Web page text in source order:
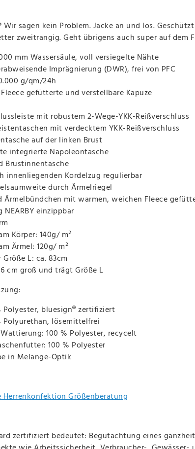
Wir sagen kein Problem. Jacke an und los.
zweitrangig. Geht übrigens auch super auf
mm Wassersäule, voll versiegelte Nähte
Imprägnierung (DWR), frei von PFC
g/qm/24h
gefütterte und verstellbare Kapuze
mit robustem 2-Wege-YKK-Reißverschluss
mit verdecktem YKK-Reißverschluss
auf der linken Brust
integrierte Napoleontasche
Brustinnentasche
innenliegenden Kordelzug regulierbar
durch Ärmelriegel
Ärmelbündchen mit warmen, weichen Fleece
einzippbar
Körper: 140g/ m²
Ärmel: 120g/ m²
L: ca. 83cm
cm groß und trägt Größe L
Polyester, bluesign® zertifiziert
Polyurethan, lösemittelfrei
100 % Polyester, recycelt
100 % Polyester
in Melange-Optik
Herrenkonfektion Größenberatung
zertifiziert bedeutet: Begutachtung eines